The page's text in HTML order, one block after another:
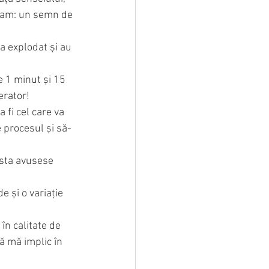
un semn de
explodat și au
1 minut și 15
fi cel care va
procesul și să-
avusese
și o variație
calitate de
mă implic în